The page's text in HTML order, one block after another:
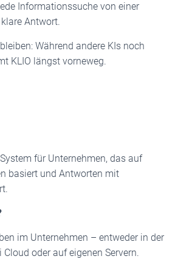
Informationssuche von einer
Antwort.
Während andere KIs noch
KLIO längst vorneweg.
für Unternehmen, das auf
basiert und Antworten mit
im Unternehmen – entweder in der
oder auf eigenen Servern.